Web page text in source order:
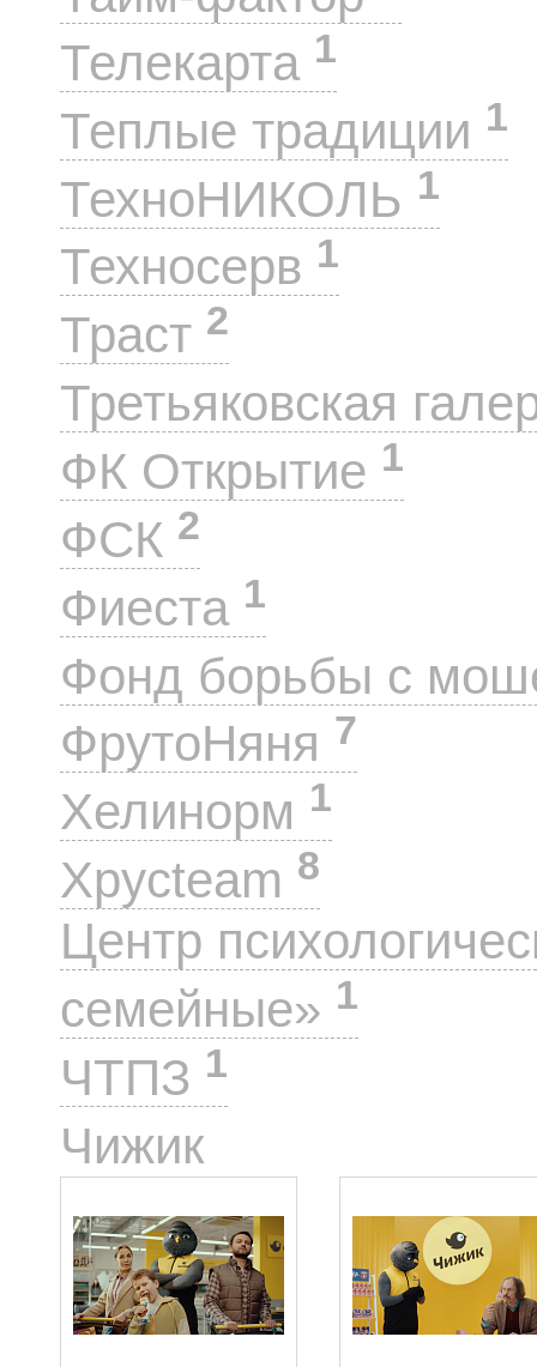
Телекарта 1
Теплые традиции 1
ТехноНИКОЛЬ 1
Техносерв 1
Траст 2
Третьяковская
ФК Открытие 1
ФСК 2
Фиеста 1
Фонд борьбы с
ФрутоНяня 7
Хелинорм 1
Хрусteam 8
Центр
семейные» 1
ЧТПЗ 1
Чижик